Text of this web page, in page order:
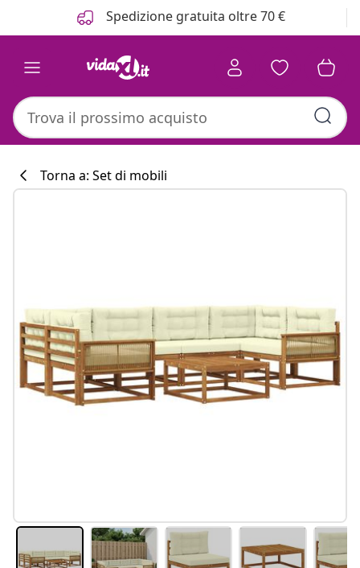
Spedizione gratuita oltre 70 €
Torna a: Set di mobili